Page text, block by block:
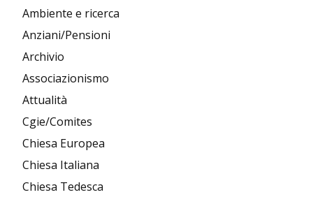
Ambiente e ricerca
Anziani/Pensioni
Archivio
Associazionismo
Attualità
Cgie/Comites
Chiesa Europea
Chiesa Italiana
Chiesa Tedesca